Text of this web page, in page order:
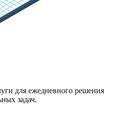
для ежедневного решения
задач.